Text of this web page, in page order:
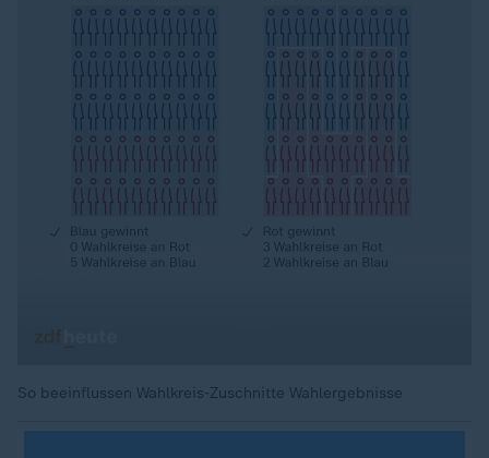
So beeinflussen Wahlkreis-Zuschnitte Wahlergebnisse